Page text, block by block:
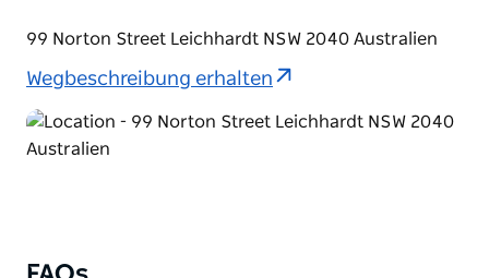
99 Norton Street Leichhardt NSW 2040 Australien
Wegbeschreibung erhalten